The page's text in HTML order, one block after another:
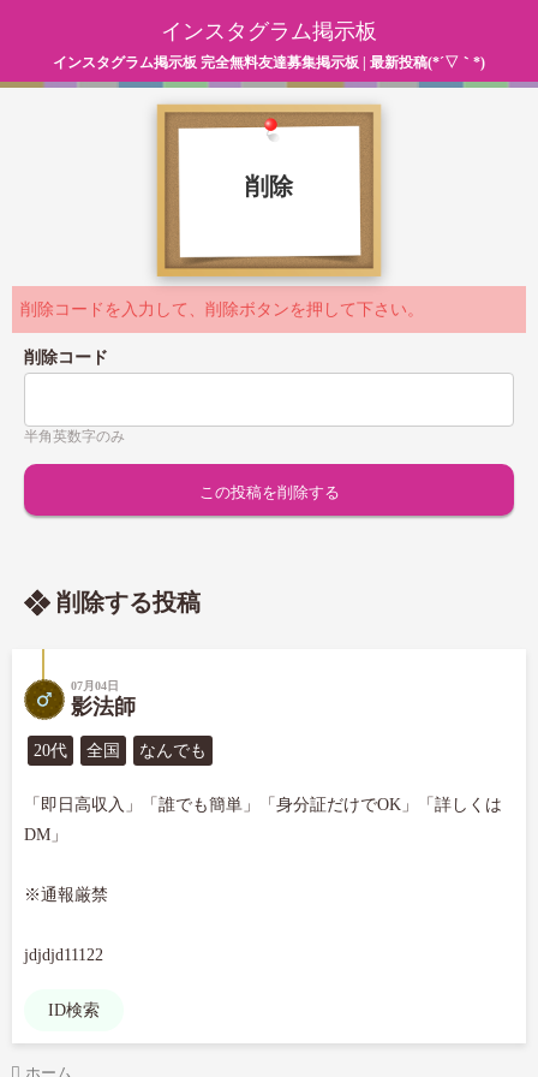
インスタグラム掲示板
インスタグラム掲示板 完全無料友達募集掲示板 | 最新投稿(*´▽｀*)
削除
削除コードを入力して、削除ボタンを押して下さい。
削除コード
半角英数字のみ
削除する投稿
07月04日
影法師
20代 全国 なんでも
「即日高収入」「誰でも簡単」「身分証だけでOK」「詳しくは
DM」
※通報厳禁
jdjdjd11122
ID検索
ホーム